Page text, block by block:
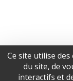
Ce site utilise
du site, de
interactifs et